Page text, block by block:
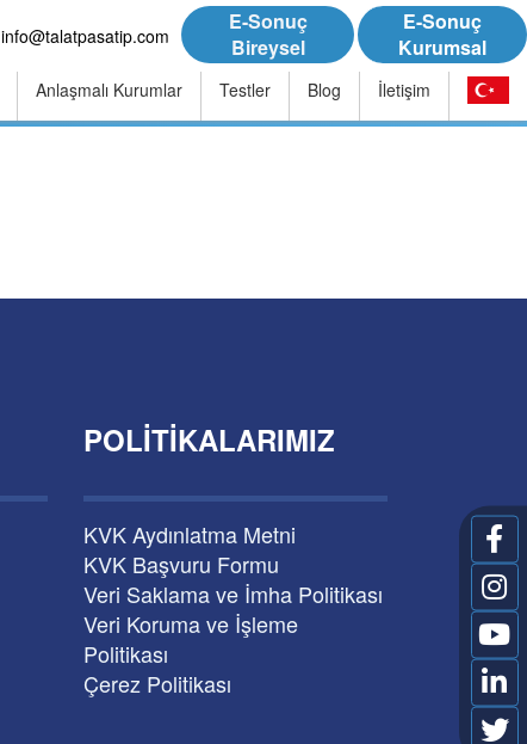
info@talatpasatip.com
E-Sonuç
Bireysel
E-Sonuç
Kurumsal
Anlaşmalı Kurumlar Testler Blog İletişim
POLITIKALARIMIZ
KVK Aydınlatma Metni
KVK Başvuru Formu
Veri Saklama ve İmha Politikası
Veri Koruma ve İşleme
Politikası
Çerez Politikası